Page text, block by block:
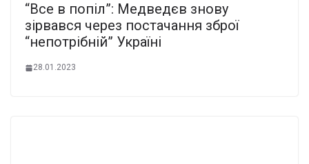
“Все в попіл”: Медведєв знову
зірвався через постачання зброї
“непотрібній” Україні
28.01.2023